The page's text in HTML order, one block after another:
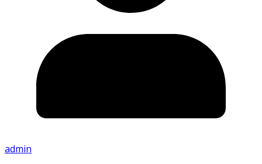
admin